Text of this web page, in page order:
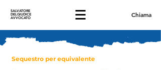
SALVATORE
DELGIUDICE
AVVOCATO Chiama
Sequestro per equivalente